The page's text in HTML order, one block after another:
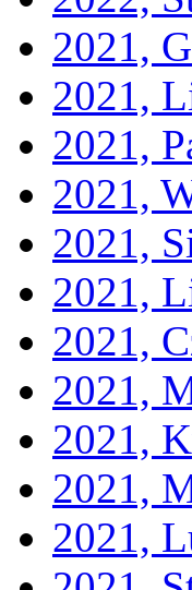
2021,
2021,
2021,
2021,
2021,
2021,
2021,
2021,
2021,
2021,
2021,